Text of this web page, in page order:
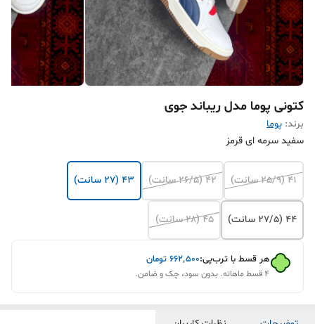
کتونی پوما مدل ریباند جوی
برند: پوما
سفید سرمه ای قرمز
۴۱ (25/9 سانت) ۴۲ (۲۶/۵ سانت) ۴۳ (۲۷ سانت)
۴۴ (۲۷/۵ سانت) ۴۵ (۲۸ سانت)
هر قسط با ترب‌پی:۶۶۲٬۵۰۰ تومان
۴ قسط ماهانه. بدون سود، چک و ضامن.